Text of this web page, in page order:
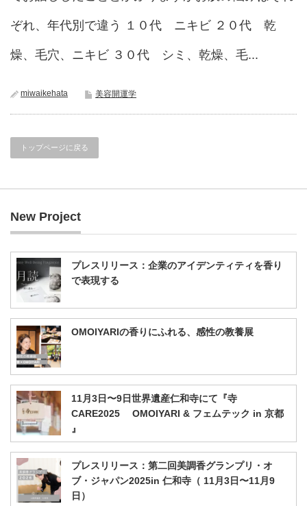
ぞれ、年代別で違う １０代 ニキビ ２０代 乾
燥、毛穴、ニキビ ３０代 シミ、乾燥、毛...
miwaikehata 美容開運学
トップページに戻る
New Project
プレスリリース：企業のアイデンティティを香り
で表現する
OMOIYARIの香りにふれる、感性の教養展
11月3日〜9日世界遺産仁和寺にて『寺
CARE2025 OMOIYARI & フェムテック in 京都
』
プレスリリース：第二回美調香グランプリ・オ
ブ・ジャパン2025in 仁和寺（ 11月3日〜11月9
日）